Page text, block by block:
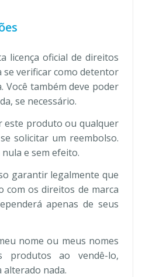
licença oficial de direitos
verificar como detentor
Você também deve poder
se necessário.
este produto ou qualquer
solicitar um reembolso.
e sem efeito.
garantir legalmente que
com os direitos de marca
apenas de seus
nome ou meus nomes
produtos ao vendê-lo,
alterado nada.